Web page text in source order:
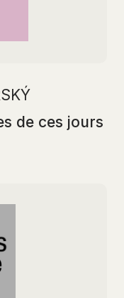
de ces jours